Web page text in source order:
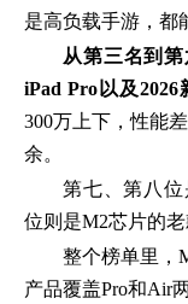
是高负载手游，都
从第三名到
iPad Pro以及2026
300万上下，性能
余。
第七、第八位
位则是M2芯片的老
整个榜单里，
产品覆盖Pro和Air